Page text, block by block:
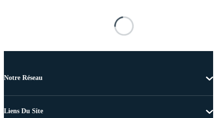
Notre Réseau
Liens Du Site